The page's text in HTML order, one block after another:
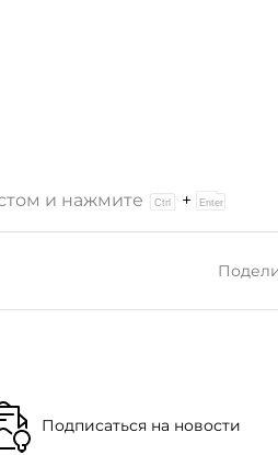
и нажмите +
Подписаться на новости